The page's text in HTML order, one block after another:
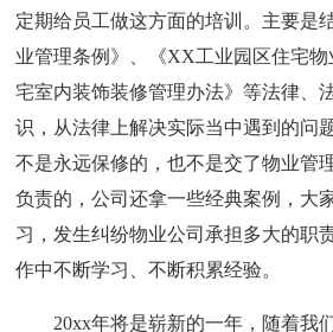
定期给员工做这方面的培训。主要是
业管理条例》、《XX工业园区住宅
宅室内装饰装修管理办法》等法律、
识，从法律上解决实际当中遇到的问
不是永远保修的，也不是交了物业管
负责的，公司还拿一些经典案例，大
习，发生纠纷物业公司承担多大的职
作中不断学习、不断积累经验。
20xx年将是崭新的一年，随着我